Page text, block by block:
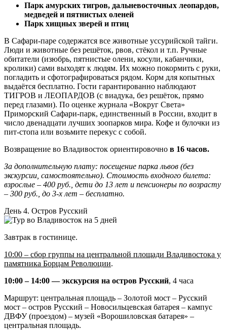
Парк амурских тигров, дальневосточных леопардов,
медведей и пятнистых оленей
Парк хищных зверей и птиц
В Сафари-паре содержатся все животные уссурийской тайги.
Люди и животные без решёток, рвов, стёкол и т.п. Ручные
обитатели (изюбрь, пятнистые олени, косули, кабанчики,
кролики) сами выходят к людям. Их можно покормить с руки,
погладить и сфотографироваться рядом. Корм для копытных
выдаётся бесплатно. Гости гарантированно наблюдают
ТИГРОВ и ЛЕОПАРДОВ (с виадука, без решёток, прямо
перед глазами). По оценке журнала «Вокруг Света»
Приморский Сафари-парк, единственный в России, входит в
число двенадцати лучших зоопарков мира. Кофе и булочки из
пит-стопа или возьмите перекус с собой.
Возвращение во Владивосток ориентировочно в 16 часов.
За дополнительную плату: посещение парка львов (без
экскурсии, самостоятельно). Стоимость входного билета:
взрослые – 400 руб., дети до 13 лет и пенсионеры по возрасту
– 300 руб., до 3-х лет – бесплатно.
День 4. Остров Русский
Завтрак в гостинице.
10:00 – сбор группы на центральной площади Владивостока у
памятника Борцам Революции.
10:00 – 14:00 — экскурсия на остров Русский, 4 часа
Маршрут: центральная площадь – Золотой мост – Русский
мост – остров Русский – Новосильцевская батарея – кампус
ДВФУ (проездом) – музей «Ворошиловская батарея» –
центральная площадь.